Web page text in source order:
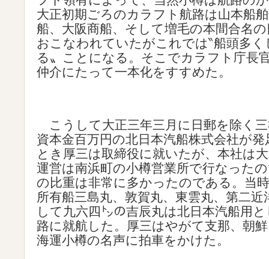
大正初期ごろのカラフト航路は山本船
船、大阪商船、そして増毛の本間合名
おこなわれていたがこれでは‶船頭多
る〟ことになる。そこでカラフト庁長
仲介にたって一本化をすすめた。
こうして大正三年三月に日郵を除く
資本金百万円の北日本汽船株式会社が
とき厚三は取締役に就いたが、本社は
運営は南浜町の小樽営業所で行なった
の比重は非常に多かったのである。当
所有船三島丸、敦賀丸、東雲丸、第二
して九六四㌧の吉辰丸は北日本汽船用
路に就航した。厚三はやがて支那、朝
海運小樽の名声に拍車をかけた。